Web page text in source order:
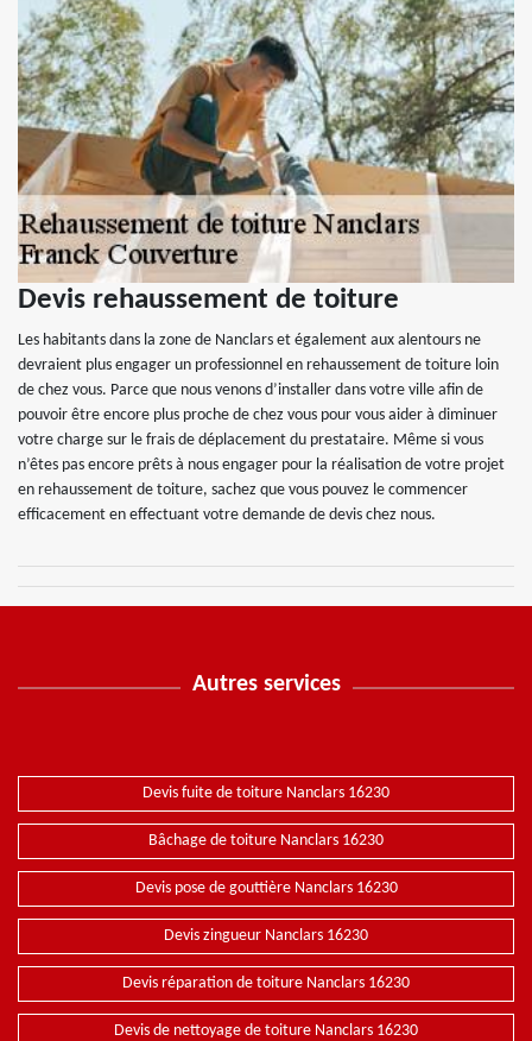
Devis rehaussement de toiture
Les habitants dans la zone de Nanclars et également aux alentours ne
devraient plus engager un professionnel en rehaussement de toiture loin
de chez vous. Parce que nous venons d’installer dans votre ville afin de
pouvoir être encore plus proche de chez vous pour vous aider à diminuer
votre charge sur le frais de déplacement du prestataire. Même si vous
n’êtes pas encore prêts à nous engager pour la réalisation de votre projet
en rehaussement de toiture, sachez que vous pouvez le commencer
efficacement en effectuant votre demande de devis chez nous.
Autres services
Devis fuite de toiture Nanclars 16230
Bâchage de toiture Nanclars 16230
Devis pose de gouttière Nanclars 16230
Devis zingueur Nanclars 16230
Devis réparation de toiture Nanclars 16230
Devis de nettoyage de toiture Nanclars 16230